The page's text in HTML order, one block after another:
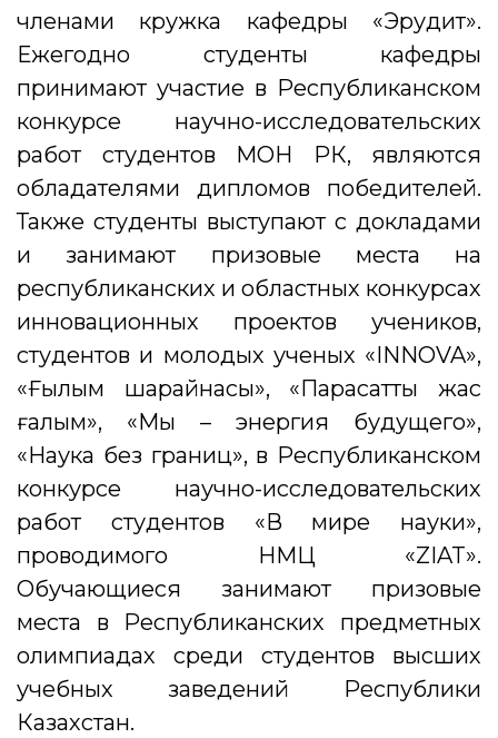
членами кружка кафедры «Эрудит».
Ежегодно студенты кафедры
принимают участие в Республиканском
конкурсе научно-исследовательских
работ студентов МОН РК, являются
обладателями дипломов победителей.
Также студенты выступают с докладами
и занимают призовые места на
республиканских и областных конкурсах
инновационных проектов учеников,
студентов и молодых ученых «INNOVA»,
«Ғылым шарайнасы», «Парасатты жас
ғалым», «Мы – энергия будущего»,
«Наука без границ», в Республиканском
конкурсе научно-исследовательских
работ студентов «В мире науки»,
проводимого НМЦ «ZIAT».
Обучающиеся занимают призовые
места в Республиканских предметных
олимпиадах среди студентов высших
учебных заведений Республики
Казахстан.